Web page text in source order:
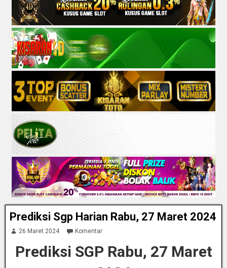
Prediksi Sgp Harian Rabu, 27 Maret 2024
26 Maret 2024 Komentar
Prediksi SGP Rabu, 27 Maret